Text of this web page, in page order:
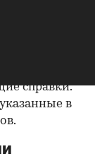
справки.
в